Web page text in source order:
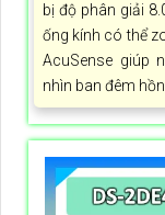
bị độ phân giải
ống kính có thể
AcuSense giúp
nhìn ban đêm